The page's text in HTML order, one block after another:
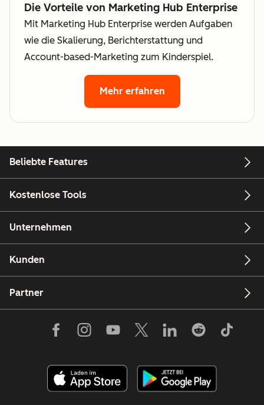
Die Vorteile von Marketing Hub Enterprise
Mit Marketing Hub Enterprise werden Aufgaben
wie die Skalierung, Berichterstattung und
Account-based-Marketing zum Kinderspiel.
Mehr erfahren
Beliebte Features
Kostenlose Tools
Unternehmen
Kunden
Partner